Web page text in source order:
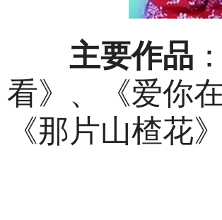
主要作品
看》、《爱你
《那片山楂花